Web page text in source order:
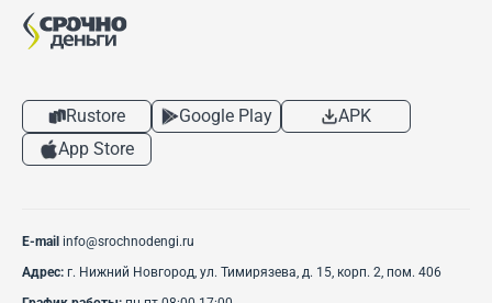
Rustore Google Play
APK
App Store
E-mail info@srochnodengi.ru
Адрес: г. Нижний Новгород, ул. Тимирязева, д. 15, корп. 2, пом. 406